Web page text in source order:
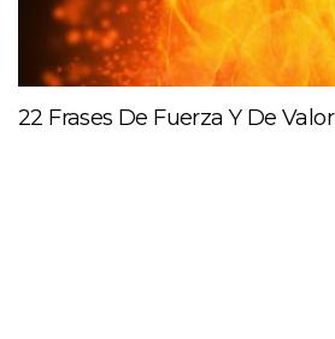
22 Frases De Fuerza Y De Valor